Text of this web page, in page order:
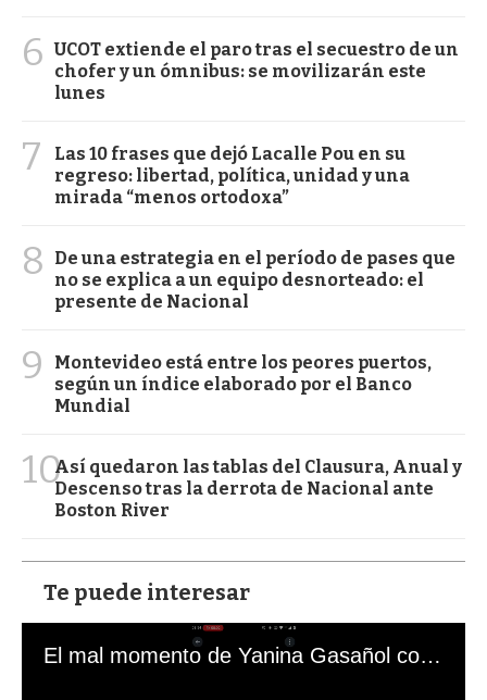
6 UCOT extiende el paro tras el secuestro de un
chofer y un ómnibus: se movilizarán este
lunes
7
Las 10 frases que dejó Lacalle Pou en su
regreso: libertad, política, unidad y una
mirada “menos ortodoxa”
8
De una estrategia en el período de pases que
no se explica a un equipo desnorteado: el
presente de Nacional
9
Montevideo está entre los peores puertos,
según un índice elaborado por el Banco
Mundial
10Así quedaron las tablas del Clausura, Anual y
Descenso tras la derrota de Nacional ante
Boston River
Te puede interesar
El mal momento de Yanina Gasañol con un hincha argentino en "Subrayado"